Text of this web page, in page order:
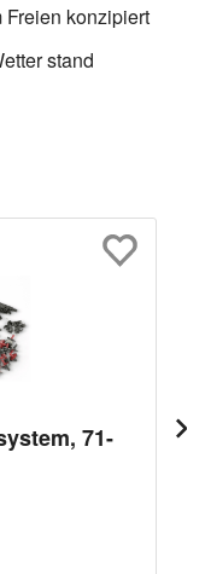
konzipiert
stand
71-